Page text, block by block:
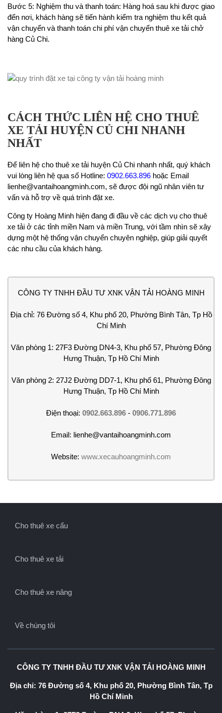
Bước 5: Nghiệm thu và thanh toán: Hàng hoá sau khi được giao
đến nơi, khách hàng sẽ tiến hành kiểm tra nghiệm thu kết quả
vận chuyển và thanh toán chi phí vận chuyển thuê xe tải chở
hàng Củ Chi.
CÁCH THỨC LIÊN HỆ CHO THUÊ
XE TẢI HUYỆN CỦ CHI NHANH
NHẤT
Để liên hệ cho thuê xe tải huyện Củ Chi nhanh nhất, quý khách
vui lòng liên hệ qua số Hotline: 0902.663.896 hoặc Email
lienhe@vantaihoangminh.com, sẽ được đội ngũ nhân viên tư
vấn và hỗ trợ về quá trình đặt xe.
Công ty Hoàng Minh hiện đang đi đầu về các dịch vụ cho thuê
xe tải ở các tỉnh miền Nam và miền Trung, với tầm nhìn sẽ xây
dựng một hệ thống vận chuyển chuyên nghiệp, giúp giải quyết
các nhu cầu của khách hàng.
CÔNG TY TNHH ĐẦU TƯ XNK VẬN TẢI HOÀNG MINH
Địa chỉ: 76 Đường số 4, Khu phố 20, Phường Bình Tân, Tp Hồ
Chí Minh
Văn phòng 1: 27F3 Đường DN4-3, Khu phố 57, Phường Đông
Hưng Thuận, Tp Hồ Chí Minh
Văn phòng 2: 27J2 Đường DD7-1, Khu phố 61, Phường Đông
Hưng Thuận, Tp Hồ Chí Minh
Điện thoại: 0902.663.896 - 0906.771.896
Email: lienhe@vantaihoangminh.com
Website: www.xecauhoangminh.com
Cho thuê xe cẩu
Cho thuê xe tải
Cho thuê xe nâng
Về chúng tôi
CÔNG TY TNHH ĐẦU TƯ XNK VẬN TẢI HOÀNG MINH
Địa chỉ: 76 Đường số 4, Khu phố 20, Phường Bình Tân, Tp
Hồ Chí Minh